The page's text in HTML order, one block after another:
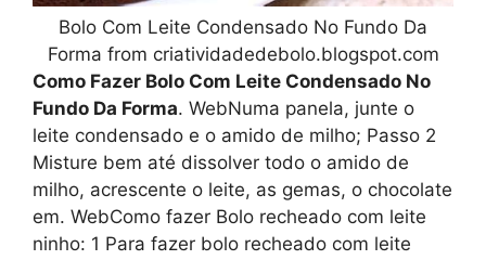
Bolo Com Leite Condensado No Fundo Da
Forma from criatividadedebolo.blogspot.com
Como Fazer Bolo Com Leite Condensado No
Fundo Da Forma. WebNuma panela, junte o
leite condensado e o amido de milho; Passo 2
Misture bem até dissolver todo o amido de
milho, acrescente o leite, as gemas, o chocolate
em. WebComo fazer Bolo recheado com leite
ninho: 1 Para fazer bolo recheado com leite